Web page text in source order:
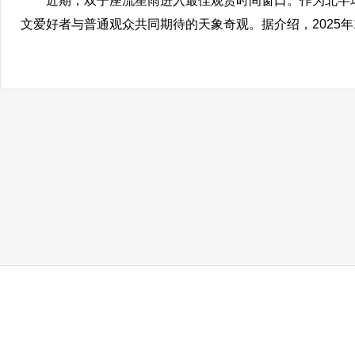
文爱好者与普通观众共同期待的天象奇观。据介绍，2025